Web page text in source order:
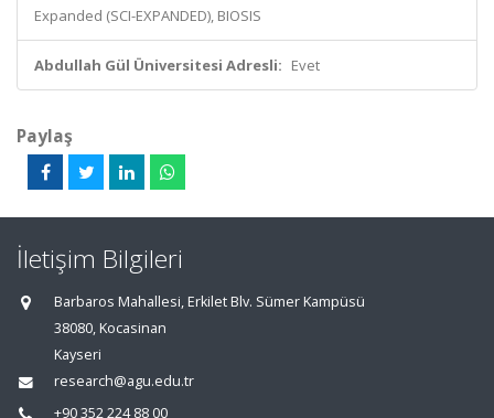
Expanded (SCI-EXPANDED), BIOSIS
Abdullah Gül Üniversitesi Adresli: Evet
Paylaş
İletişim Bilgileri
Barbaros Mahallesi, Erkilet Blv. Sümer Kampüsü
38080, Kocasinan
Kayseri
research@agu.edu.tr
+90 352 224 88 00